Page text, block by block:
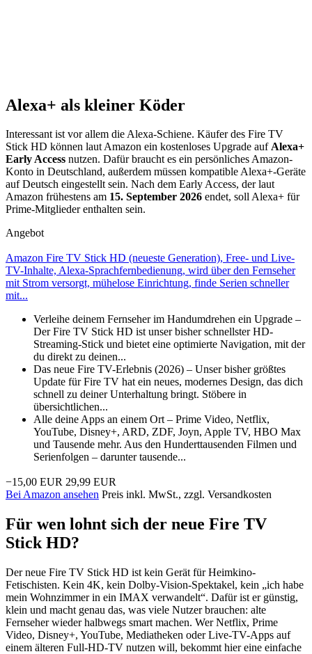
Alexa+ als kleiner Köder
Interessant ist vor allem die Alexa-Schiene. Käufer des Fire TV
Stick HD können laut Amazon ein kostenloses Upgrade aufAlexa+
Early Access nutzen. Dafür braucht es ein persönliches Amazon-
Konto in Deutschland, außerdem müssen kompatible Alexa+-Geräte
auf Deutsch eingestellt sein. Nach dem Early Access, der laut
Amazon frühestens am 15. September 2026 endet, soll Alexa+ für
Prime-Mitglieder enthalten sein.
Angebot
Amazon Fire TV Stick HD (neueste Generation), Free- und Live-
TV-Inhalte, Alexa-Sprachfernbedienung, wird über den Fernseher
mit Strom versorgt, mühelose Einrichtung, finde Serien schneller
mit...
Verleihe deinem Fernseher im Handumdrehen ein Upgrade –
Der Fire TV Stick HD ist unser bisher schnellster HD-
Streaming-Stick und bietet eine optimierte Navigation, mit der
du direkt zu deinen...
Das neue Fire TV-Erlebnis (2026) – Unser bisher größtes
Update für Fire TV hat ein neues, modernes Design, das dich
schnell zu deiner Unterhaltung bringt. Stöbere in
übersichtlichen...
Alle deine Apps an einem Ort – Prime Video, Netflix,
YouTube, Disney+, ARD, ZDF, Joyn, Apple TV, HBO Max
und Tausende mehr. Aus den Hunderttausenden Filmen und
Serienfolgen – darunter tausende...
−15,00 EUR 29,99 EUR
Bei Amazon ansehen Preis inkl. MwSt., zzgl. Versandkosten
Für wen lohnt sich der neue Fire TV
Stick HD?
Der neue Fire TV Stick HD ist kein Gerät für Heimkino-
Fetischisten. Kein 4K, kein Dolby-Vision-Spektakel, kein „ich habe
mein Wohnzimmer in ein IMAX verwandelt“. Dafür ist er günstig,
klein und macht genau das, was viele Nutzer brauchen: alte
Fernseher wieder halbwegs smart machen. Wer Netflix, Prime
Video, Disney+, YouTube, Mediatheken oder Live-TV-Apps auf
einem älteren Full-HD-TV nutzen will, bekommt hier eine einfache